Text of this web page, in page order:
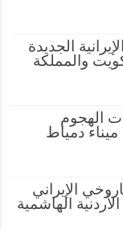
الجديدة
والمملكة
الهجوم
دمياط
الإيراني
الهاشمية